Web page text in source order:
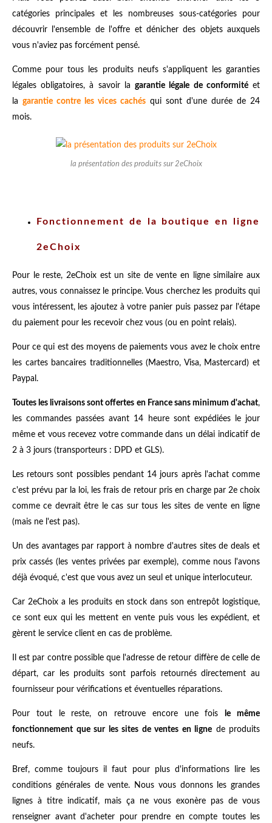
catégories principales et les nombreuses sous-catégories pour
découvrir l'ensemble de l'offre et dénicher des objets auxquels
vous n'aviez pas forcément pensé.
Comme pour tous les produits neufs s'appliquent les garanties
légales obligatoires, à savoir lagarantie légale de conformitéet
la garantie contre les vices cachés qui sont d'une durée de 24
mois.
la présentation des produits sur 2eChoix
Fonctionnement de la boutique en ligne
2eChoix
Pour le reste, 2eChoix est un site de vente en ligne similaire aux
autres, vous connaissez le principe. Vous cherchez les produits qui
vous intéressent, les ajoutez à votre panier puis passez par l'étape
du paiement pour les recevoir chez vous (ou en point relais).
Pour ce qui est des moyens de paiements vous avez le choix entre
les cartes bancaires traditionnelles (Maestro, Visa, Mastercard) et
Paypal.
Toutes les livraisons sont offertes en France sans minimum d'achat,
les commandes passées avant 14 heure sont expédiées le jour
même et vous recevez votre commande dans un délai indicatif de
2 à 3 jours (transporteurs : DPD et GLS).
Les retours sont possibles pendant 14 jours après l'achat comme
c'est prévu par la loi, les frais de retour pris en charge par 2e choix
comme ce devrait être le cas sur tous les sites de vente en ligne
(mais ne l'est pas).
Un des avantages par rapport à nombre d'autres sites de deals et
prix cassés (les ventes privées par exemple), comme nous l'avons
déjà évoqué, c'est que vous avez un seul et unique interlocuteur.
Car 2eChoix a les produits en stock dans son entrepôt logistique,
ce sont eux qui les mettent en vente puis vous les expédient, et
gèrent le service client en cas de problème.
Il est par contre possible que l'adresse de retour diffère de celle de
départ, car les produits sont parfois retournés directement au
fournisseur pour vérifications et éventuelles réparations.
Pour tout le reste, on retrouve encore une fois
le même
fonctionnement que sur les sites de ventes en ligne de produits
neufs.
Bref, comme toujours il faut pour plus d'informations lire les
conditions générales de vente. Nous vous donnons les grandes
lignes à titre indicatif, mais ça ne vous exonère pas de vous
renseigner avant d'acheter pour prendre en compte toutes les